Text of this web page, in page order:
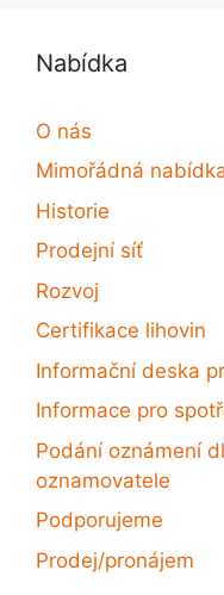
Nabídka
O nás
Mimořádná
Historie
Prodejní síť
Rozvoj
Certifikace lihovin
Informační deska
Informace pro
Podání oznámení
oznamovatele
Podporujeme
Prodej/pronájem